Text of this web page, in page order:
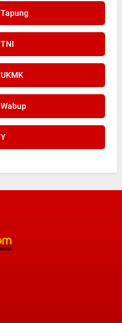
Tapung
TNI
UKMK
Wabup
Y